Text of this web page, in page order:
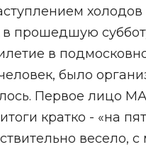
холодов
в прошедшую
в
было
Первое лицо
кратко - «на
весело,